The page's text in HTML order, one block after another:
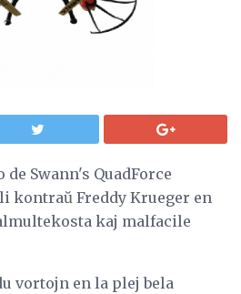
Swann's QuadForce
kontraŭ Freddy Krueger en
kaj malfacile
vortojn en la plej bela